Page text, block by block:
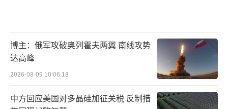
博主：俄军攻破奥列霍夫两翼 南线攻势
达高峰
2026-08-09 10:06:18
中方回应美国对多晶硅加征关税 反制措